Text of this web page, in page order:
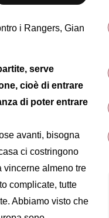
i Rangers, Gian
serve
cioè di entrare
di poter entrare
avanti, bisogna
ci costringono
vincerne almeno tre
complicate, tutte
Abbiamo visto che